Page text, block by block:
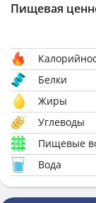
Пищевая
Белки
Жиры
Углеводы
Пищевые
Вода